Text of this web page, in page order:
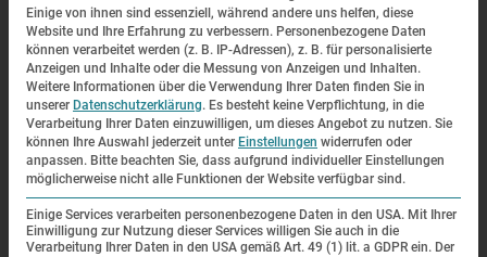
Dachauer Zeitzeugengespräch mit
Witold Scibak
Am Mittwoch, den 22. Juli 2015, lädt die KZ-Gedenkstätte
Dachau zum „Dachauer Zeitzeugengespräch mit dem
Überlebenden Witold Scibak ein. Die Veranstaltung beginnt
um 19 Uhr im Besucherzentrum der KZ-Gedenkstätte, der
Eintritt ist kostenlos.
Einige von ihnen sind essenziell, während andere uns helfen, diese
Website und Ihre Erfahrung zu verbessern. Personenbezogene Daten
können verarbeitet werden (z. B. IP-Adressen), z. B. für personalisierte
Anzeigen und Inhalte oder die Messung von Anzeigen und Inhalten.
Weitere Informationen über die Verwendung Ihrer Daten finden Sie in
unserer Datenschutzerklärung. Es besteht keine Verpflichtung, in die
Verarbeitung Ihrer Daten einzuwilligen, um dieses Angebot zu nutzen. Sie
können Ihre Auswahl jederzeit unter Einstellungen widerrufen oder
anpassen. Bitte beachten Sie, dass aufgrund individueller Einstellungen
möglicherweise nicht alle Funktionen der Website verfügbar sind.
Einige Services verarbeiten personenbezogene Daten in den USA. Mit Ihrer
Einwilligung zur Nutzung dieser Services willigen Sie auch in die
Verarbeitung Ihrer Daten in den USA gemäß Art. 49 (1) lit. a GDPR ein. Der